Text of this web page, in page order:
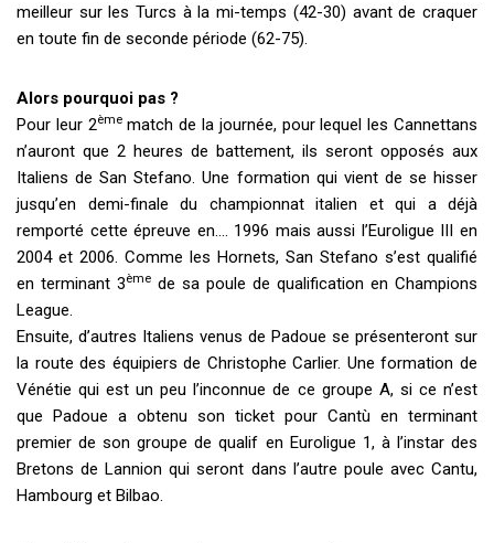
meilleur sur les Turcs à la mi-temps (42-30) avant de craquer
en toute fin de seconde période (62-75).
Alors pourquoi pas ?
Pour leur 2èmematch de la journée, pour lequel les Cannettans
n’auront que 2 heures de battement, ils seront opposés aux
Italiens de San Stefano. Une formation qui vient de se hisser
jusqu’en demi-finale du championnat italien et qui a déjà
remporté cette épreuve en…. 1996 mais aussi l’Euroligue III en
2004 et 2006. Comme les Hornets, San Stefano s’est qualifié
en terminant 3ème de sa poule de qualification en Champions
League.
Ensuite, d’autres Italiens venus de Padoue se présenteront sur
la route des équipiers de Christophe Carlier. Une formation de
Vénétie qui est un peu l’inconnue de ce groupe A, si ce n’est
que Padoue a obtenu son ticket pour Cantù en terminant
premier de son groupe de qualif en Euroligue 1, à l’instar des
Bretons de Lannion qui seront dans l’autre poule avec Cantu,
Hambourg et Bilbao.